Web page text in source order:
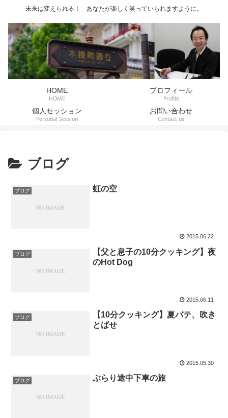
未来は変えられる！ あなたが楽しく笑っていられますように。
HOME
HOME
プロフィール
Profile
個人セッション
Personal Session
お問い合わせ
Contact us
ブログ
ブログ 虹の空
2015.06.22
ブログ
【父と息子の10分クッキング】夜
のHot Dog
2015.06.11
ブログ
【10分クッキング】夏バテ、吹き
とばせ
2015.05.30
ブログ ぶらり途中下車の旅